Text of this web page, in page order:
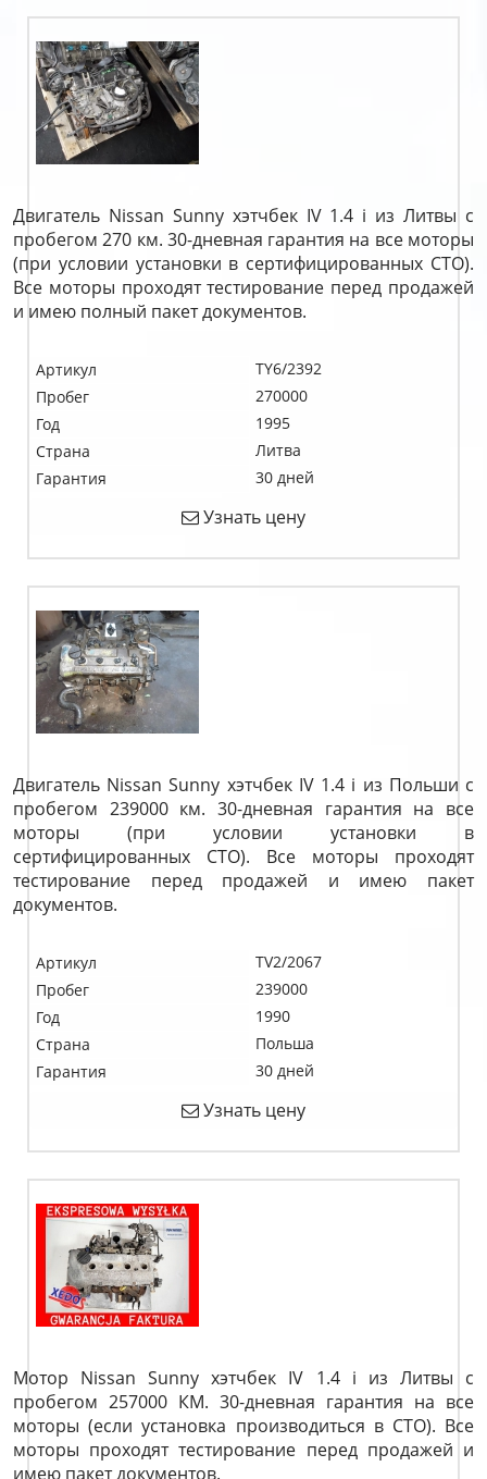
Двигатель Nissan Sunny хэтчбек IV 1.4 i из Литвы с
пробегом 270 км. 30-дневная гарантия на все моторы
(при условии установки в сертифицированных СТО).
Все моторы проходят тестирование перед продажей
и имею полный пакет документов.
Артикул
TY6/2392
Пробег
270000
Год
1995
Страна
Литва
Гарантия
30 дней
Узнать цену
Двигатель Nissan Sunny хэтчбек IV 1.4 i из Польши с
пробегом 239000 км. 30-дневная гарантия на все
моторы (при условии установки в
сертифицированных СТО). Все моторы проходят
тестирование перед продажей и имею пакет
документов.
Артикул
TV2/2067
Пробег
239000
Год
1990
Страна
Польша
Гарантия
30 дней
Узнать цену
Мотор Nissan Sunny хэтчбек IV 1.4 i из Литвы с
пробегом 257000 КМ. 30-дневная гарантия на все
моторы (если установка производиться в СТО). Все
моторы проходят тестирование перед продажей и
имею пакет документов.